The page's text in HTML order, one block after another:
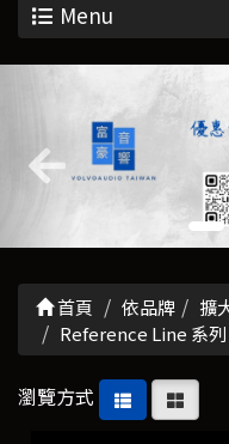
Menu
首頁 依品牌 擴
Reference Line 系列
瀏覽方式